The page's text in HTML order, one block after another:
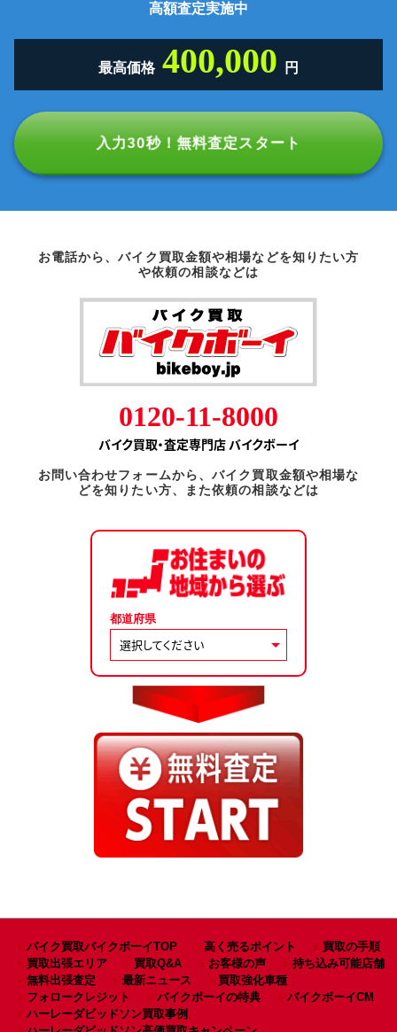
高額査定実施中
最高価格 400,000 円
入力30秒！無料査定スタート
お電話から、バイク買取金額や相場などを知りたい方
や依頼の相談などは
0120-11-8000
バイク買取・査定専門店 バイクボーイ
お問い合わせフォームから、バイク買取金額や相場な
どを知りたい方、また依頼の相談などは
都道府県
バイク買取バイクボーイTOP 高く売るポイント
買取の手順
買取出張エリア
買取Q&A お客様の声
持ち込み可能店舗
無料出張査定
最新ニュース
買取強化車種
フォロークレジット
バイクボーイの特典
バイクボーイCM
ハーレーダビッドソン買取事例